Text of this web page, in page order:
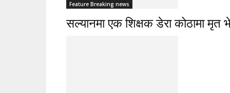
Feature Breaking news
सल्यानमा एक शिक्षक डेरा कोठामा मृत